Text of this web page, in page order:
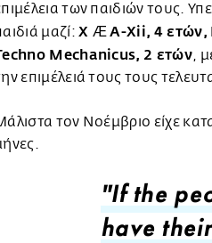
των παιδιών τους.
μαζί:X Æ A-Xii, 4 ετών,
Mechanicus, 2 ετών,
επιμέλειά τους τους
τον Νοέμβριο είχε
"If the
have